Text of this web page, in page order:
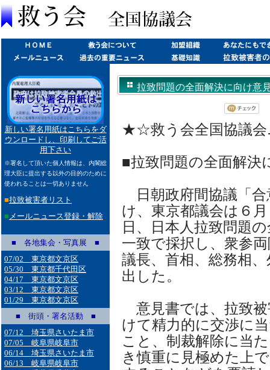
新しい署名用紙はこちらをダ
ウンロードし、印刷してご活
用下さい
※署名して頂いた個人情報は、内閣総
理大臣に提出する以外の目的のために
使われることは一切ありません
■拉致被害者リスト
■ メールニュース登録・解除
■ 各地集会・写真展 ■
07/02 東京都文京区
05/30 東京都千代田区
04/17 東京都文京区
03/12 東京都文京区
01/29 東京都文京区
■ 街頭・署名活動 ■
07/12 埼玉県さいたま市
07/05 岐阜県岐阜市
06/14 埼玉県さいたま市
06/13 岐阜県岐阜市
拉致問題の全面解決に向け意
★☆救う会全国協議
■拉致問題の全面解決
日朝政府間協議「
け、東京都議会は６
日、日本人拉致問題
一致で採択し、衆参
議長、首相、総務相
出した。
意見書では、拉致被
けて精力的に交渉に
こと、制裁解除に当
き慎重に見極めた上